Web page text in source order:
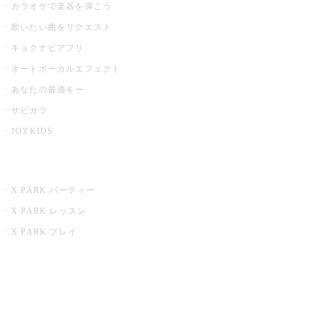
カラオケで楽器を弾こう
歌いたい曲をリクエスト
キョクナビアプリ
オートボーカルエフェクト
あなたの最適キー
サビカラ
JOYKIDS
X PARK パーティー
X PARK レッスン
X PARK プレイ